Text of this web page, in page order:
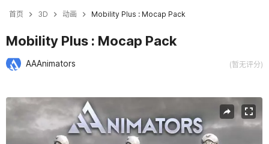
首页 3D 动画 Mobility Plus : Mocap Pack
Mobility Plus : Mocap Pack
AAAnimators (暂无评分)
当前幻灯片：1 / 14